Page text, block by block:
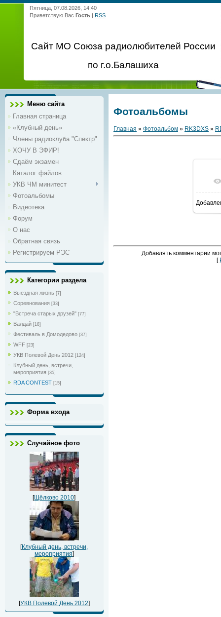
Пятница, 07.08.2026, 14:40
Приветствую Вас Гость | RSS
Сайт МО Союза радиолюбителей России
по г.о.Балашиха
Меню сайта
Главная страница
«Клубный день»
Члены радиоклуба "Спектр"
ХОЧУ В ЭФИР!
Сдаём экзамен
Каталог файлов
УКВ ЧМ минитест
Фотоальбомы
Видеотека
Форум
О нас
Обратная связь
Регистрируем РЭС
Категории раздела
Выездная жизнь [7]
Соревнования [33]
"Встреча старых друзей" [77]
Валдай [18]
Фестиваль в Домодедово [37]
WFF [23]
УКВ Полевой День 2012 [124]
Клубный день, встречи,
мероприятия [35]
RDA CONTEST [15]
Форма входа
Случайное фото
[Щёлково 2010]
[Клубный день, встречи,
мероприятия]
[УКВ Полевой День 2012]
Фотоальбомы
Главная » Фотоальбом » RK3DXS »
Добавлять комментарии
[